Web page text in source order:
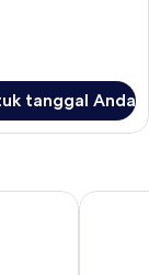
tanggal Anda